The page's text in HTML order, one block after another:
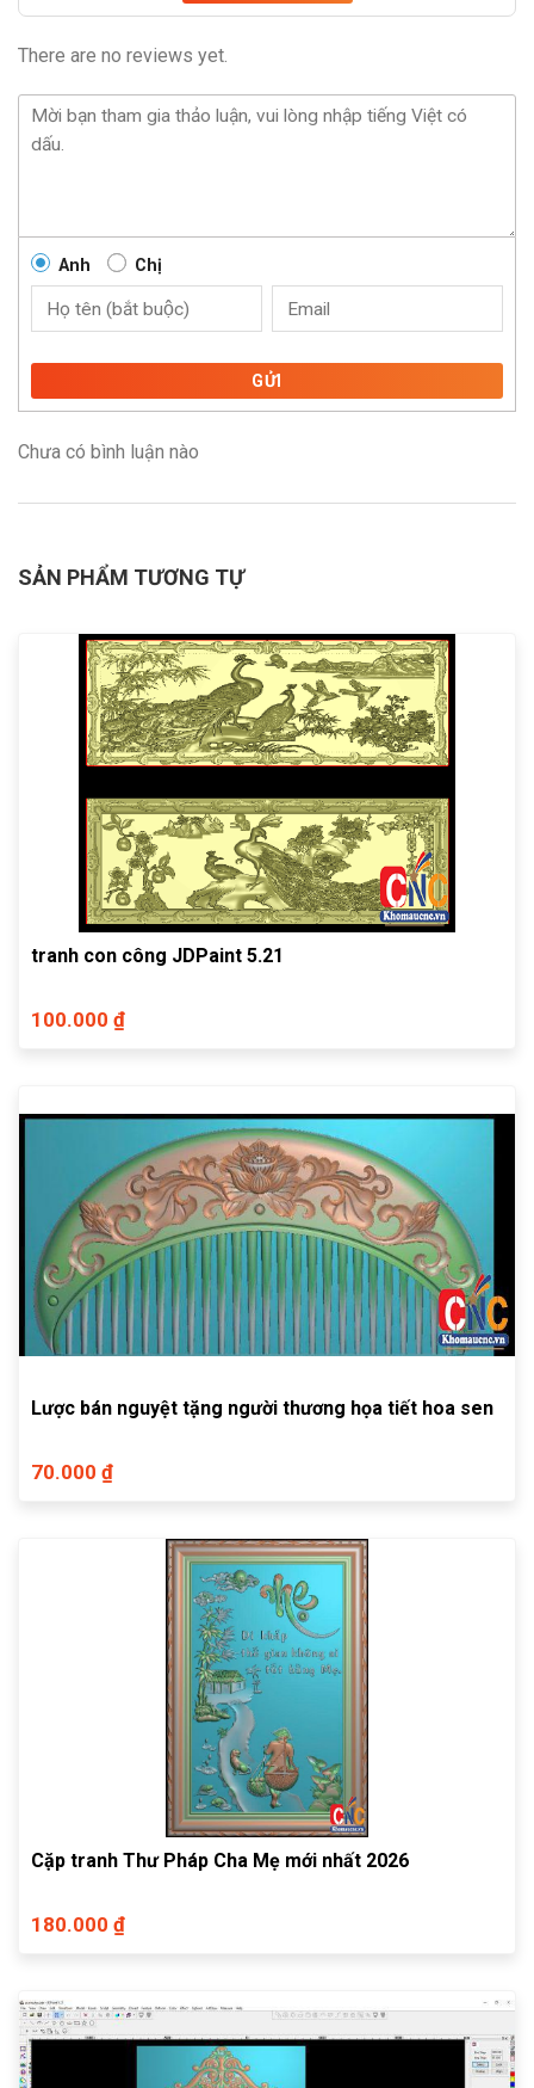
There are no reviews yet.
Anh Chị
GỬI
Chưa có bình luận nào
SẢN PHẨM TƯƠNG TỰ
tranh con công JDPaint 5.21
100.000 ₫
Lược bán nguyệt tặng người thương họa tiết hoa sen
70.000 ₫
Cặp tranh Thư Pháp Cha Mẹ mới nhất 2026
180.000 ₫